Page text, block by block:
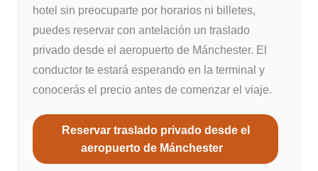
hotel sin preocuparte por horarios ni billetes,
puedes reservar con antelación un traslado
privado desde el aeropuerto de Mánchester. El
conductor te estará esperando en la terminal y
conocerás el precio antes de comenzar el viaje.
Reservar traslado privado desde el
aeropuerto de Mánchester